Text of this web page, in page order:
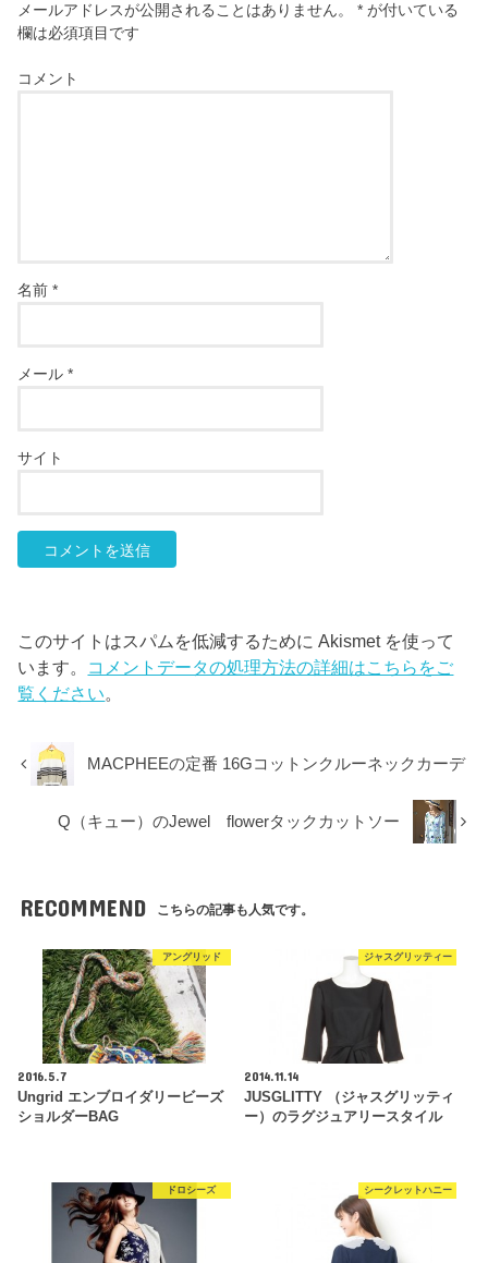
メールアドレスが公開されることはありません。 * が付いている
欄は必須項目です
コメント
名前*
メール*
サイト
このサイトはスパムを低減するために Akismet を使って
います。 コメントデータの処理方法の詳細はこちらをご
覧ください。
MACPHEEの定番 16Gコットンクルーネックカーデ
Q（キュー）のJewel flowerタックカットソー
RECOMMEND こちらの記事も人気です。
アングリッド
2016.5.7
Ungrid エンブロイダリービーズ
ショルダーBAG
ジャスグリッティー
2014.11.14
JUSGLITTY （ジャスグリッティ
ー）のラグジュアリースタイル
ドロシーズ シークレットハニー